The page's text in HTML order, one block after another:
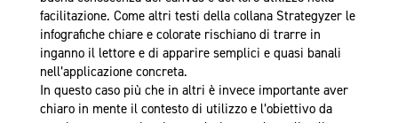
facilitazione. Come altri testi della collana Strategyzer le
infografiche chiare e colorate rischiano di trarre in
inganno il lettore e di apparire semplici e quasi banali
nell’applicazione concreta.
In questo caso più che in altri è invece importante aver
chiaro in mente il contesto di utilizzo e l’obiettivo da